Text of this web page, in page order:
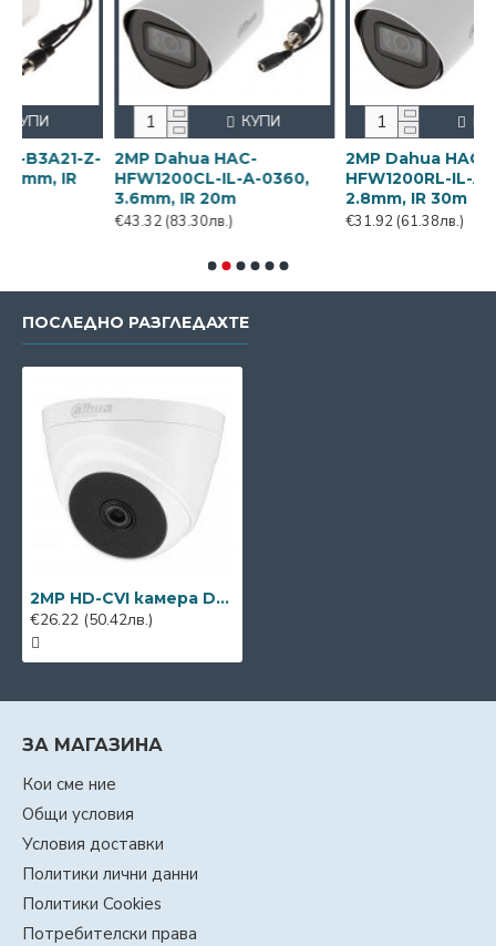
2MP Dahua HAC-
HFW1200CL-IL-A-0360,
3.6mm, IR 20m
(83.30лв.)
КУПИ
2MP Dahua HAC-
HFW1200RL-IL-A-0280B,
2.8mm, IR 30m
(61.38лв.)
КУПИ
ПОСЛЕДНО РАЗГЛЕДАХТЕ
2MP HD-CVI камера Dahua HAC-T1A21-U-0280
€26.22 (50.42лв.)
ЗА МАГАЗИНА
Кои сме ние
Общи условия
Условия доставки
Политики лични данни
Политики Cookies
Потребителски права